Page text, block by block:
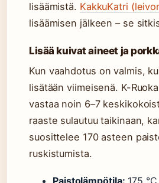
lisäämistä. KakkuKatri
lisäämisen jälkeen – se
Lisää kuivat aineet ja
Kun vaahdotus on valmis,
lisätään viimeisenä. K-
vastaa noin 6–7
raaste sulautuu taikinaan,
suosittelee 170 asteen
ruskistumista.
Paistolämpötila: 175